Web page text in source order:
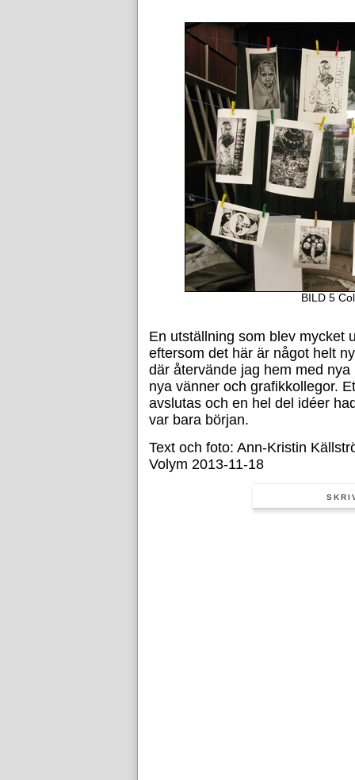
BILD 5
En utställning som blev mycket
eftersom det här är något helt
där återvände jag hem med
nya vänner och grafikkollegor.
avslutas och en hel del idéer
var bara början.
Text och foto: Ann-Kristin
Volym 2013-11-18